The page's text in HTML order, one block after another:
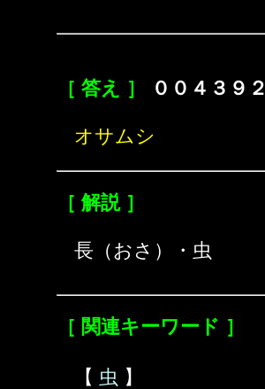
［ 答え ］ ００４３９２
オサムシ
［ 解説 ］
長（おさ）・虫
［ 関連キーワード ］
【 虫 】